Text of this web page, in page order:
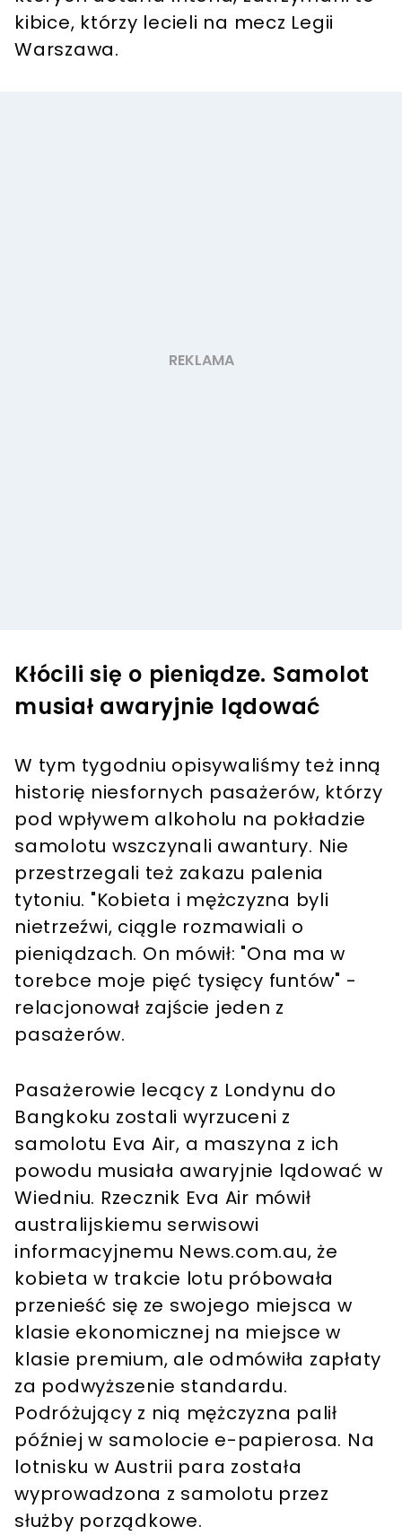
kibice, którzy lecieli na mecz Legii
Warszawa.
Kłócili się o pieniądze. Samolot
musiał awaryjnie lądować
W tym tygodniu opisywaliśmy też inną
historię niesfornych pasażerów, którzy
pod wpływem alkoholu na pokładzie
samolotu wszczynali awantury. Nie
przestrzegali też zakazu palenia
tytoniu. "Kobieta i mężczyzna byli
nietrzeźwi, ciągle rozmawiali o
pieniądzach. On mówił: "Ona ma w
torebce moje pięć tysięcy funtów" -
relacjonował zajście jeden z
pasażerów.
Pasażerowie lecący z Londynu do
Bangkoku zostali wyrzuceni z
samolotu Eva Air, a maszyna z ich
powodu musiała awaryjnie lądować w
Wiedniu. Rzecznik Eva Air mówił
australijskiemu serwisowi
informacyjnemu News.com.au, że
kobieta w trakcie lotu próbowała
przenieść się ze swojego miejsca w
klasie ekonomicznej na miejsce w
klasie premium, ale odmówiła zapłaty
za podwyższenie standardu.
Podróżujący z nią mężczyzna palił
później w samolocie e-papierosa. Na
lotnisku w Austrii para została
wyprowadzona z samolotu przez
służby porządkowe.